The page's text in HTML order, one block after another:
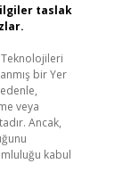
taslak
Teknolojileri
bir Yer
veya
Ancak,
kabul